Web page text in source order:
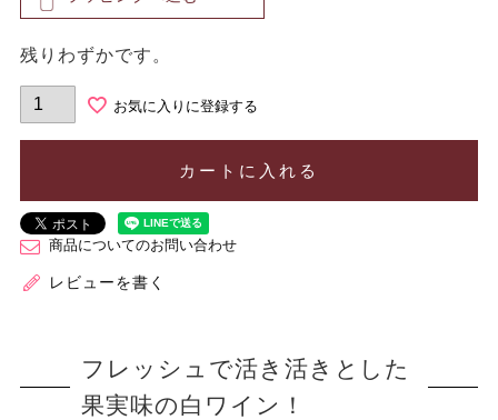
残りわずかです。
お気に入りに登録する
カートに入れる
商品についてのお問い合わせ
レビューを書く
フレッシュで活き活きとした
果実味の白ワイン！